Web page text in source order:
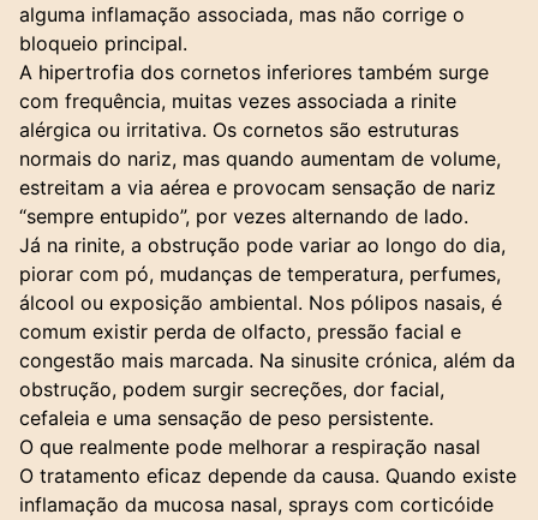
alguma inflamação associada, mas não corrige o
bloqueio principal.
A hipertrofia dos cornetos inferiores também surge
com frequência, muitas vezes associada a rinite
alérgica ou irritativa. Os cornetos são estruturas
normais do nariz, mas quando aumentam de volume,
estreitam a via aérea e provocam sensação de nariz
“sempre entupido”, por vezes alternando de lado.
Já na rinite, a obstrução pode variar ao longo do dia,
piorar com pó, mudanças de temperatura, perfumes,
álcool ou exposição ambiental. Nos pólipos nasais, é
comum existir perda de olfacto, pressão facial e
congestão mais marcada. Na sinusite crónica, além da
obstrução, podem surgir secreções, dor facial,
cefaleia e uma sensação de peso persistente.
O que realmente pode melhorar a respiração nasal
O tratamento eficaz depende da causa. Quando existe
inflamação da mucosa nasal, sprays com corticóide